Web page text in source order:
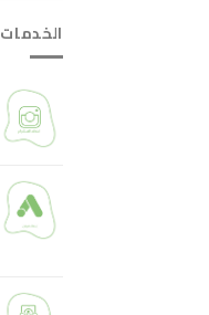
الخدمات